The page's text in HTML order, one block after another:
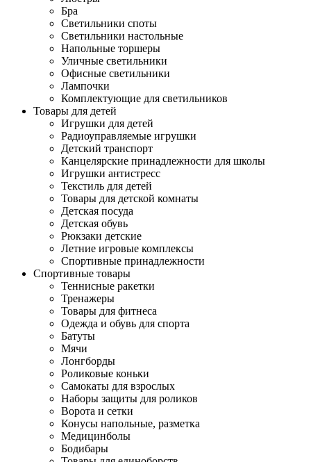
Бра
Светильники споты
Светильники настольные
Напольные торшеры
Уличные светильники
Офисные светильники
Лампочки
Комплектующие для светильников
Товары для детей
Игрушки для детей
Радиоуправляемые игрушки
Детский транспорт
Канцелярские принадлежности для школы
Игрушки антистресс
Текстиль для детей
Товары для детской комнаты
Детская посуда
Детская обувь
Рюкзаки детские
Летние игровые комплексы
Спортивные принадлежности
Спортивные товары
Теннисные ракетки
Тренажеры
Товары для фитнеса
Одежда и обувь для спорта
Батуты
Мячи
Лонгборды
Роликовые коньки
Самокаты для взрослых
Наборы защиты для роликов
Ворота и сетки
Конусы напольные, разметка
Медицинболы
Бодибары